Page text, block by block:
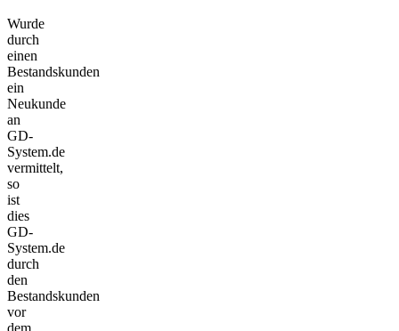
Wurde
durch
einen
Bestandskunden
ein
Neukunde
an
GD-
System.de
vermittelt,
so
ist
dies
GD-
System.de
durch
den
Bestandskunden
vor
dem